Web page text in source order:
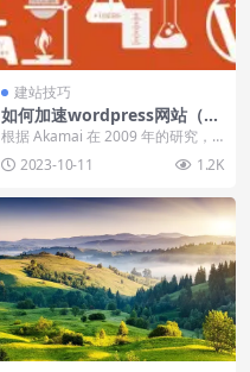
建站技巧
如何加速wordpress网站（总
结）
根据 Akamai 在 2009 年的研究，4
7% 的访客希望页面在 2 秒内加...
2023-10-11 1.2K